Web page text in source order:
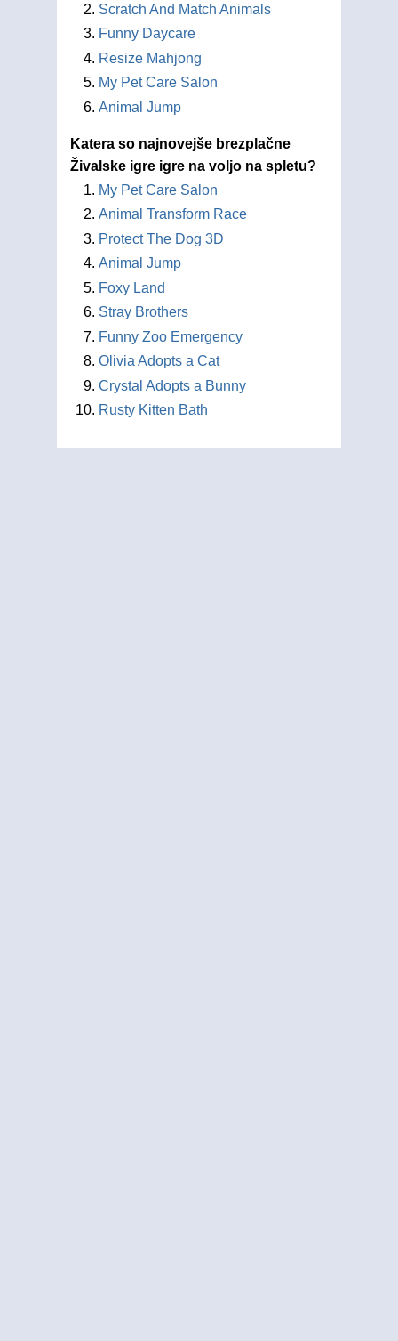
Scratch And Match Animals
Funny Daycare
Resize Mahjong
My Pet Care Salon
Animal Jump
Katera so najnovejše brezplačne
Živalske igre igre na voljo na spletu?
My Pet Care Salon
Animal Transform Race
Protect The Dog 3D
Animal Jump
Foxy Land
Stray Brothers
Funny Zoo Emergency
Olivia Adopts a Cat
Crystal Adopts a Bunny
Rusty Kitten Bath